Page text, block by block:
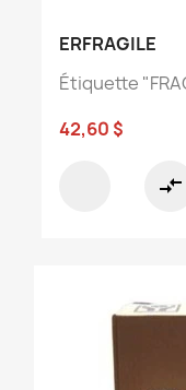
ERFRAGILE
Étiquette
42,60 $
compare_arrows